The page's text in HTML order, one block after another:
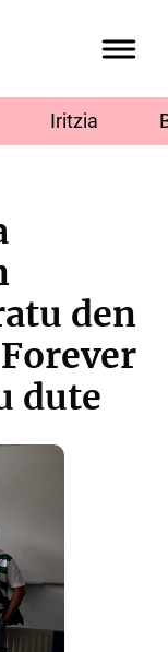
Iritzia
den
dute